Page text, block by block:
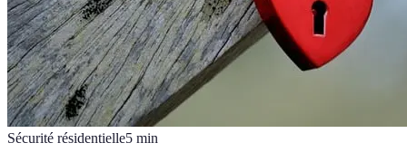
Sécurité résidentielle5 min